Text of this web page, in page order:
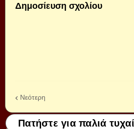
Δημοσίευση σχολίου
Νεότερη
Πατήστε για παλιά